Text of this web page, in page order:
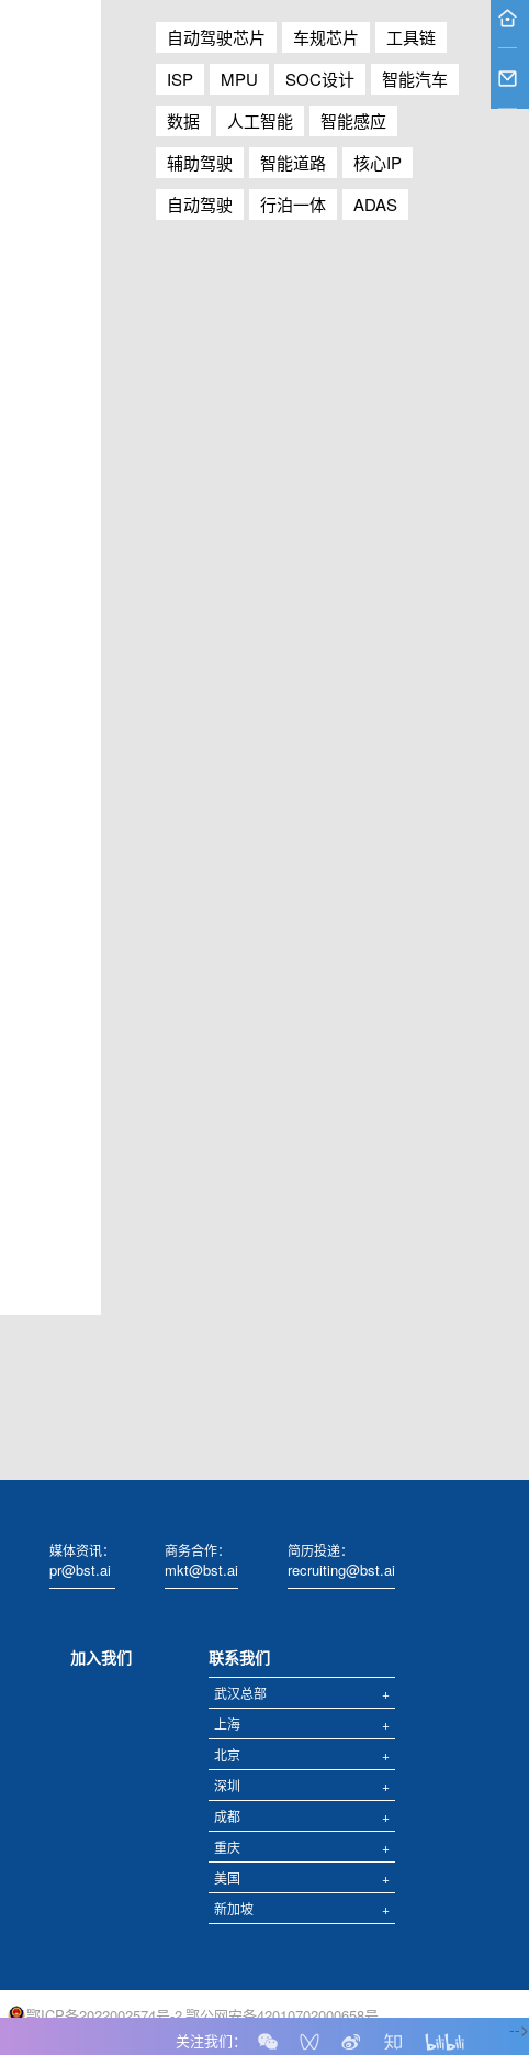
自动驾驶芯片 车规芯片
工具链
ISP
MPU SOC设计
智能汽车
数据
人工智能
智能感应
辅助驾驶
智能道路
核心IP
自动驾驶
行泊一体 ADAS
关注我们： -->
媒体资讯：
pr@bst.ai
商务合作：
mkt@bst.ai
简历投递：
recruiting@bst.ai
加入我们 联系我们
武汉总部
+
上海
+
北京
+
深圳
+
成都
+
重庆
+
美国
+
新加坡
+
鄂ICP备2022002574号-2鄂公网安备42010702000658号
Copyright © 2022 Black Sesame Technologies.All rights reserved